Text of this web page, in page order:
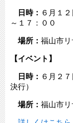
日時： ６月１
～１７：００
場所： 福山市リ
【イベント】
日時： ６月２
決行）
場所： 福山市リ